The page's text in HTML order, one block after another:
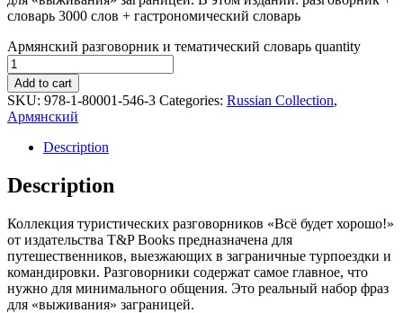
словарь 3000 слов + гастрономический словарь
Армянский разговорник и тематический словарь quantity
Add to cart
SKU: 978-1-80001-546-3 Categories: Russian Collection,
Армянский
Description
Description
Коллекция туристических разговорников «Всё будет хорошо!»
от издательства T&P Books предназначена для
путешественников, выезжающих в заграничные турпоездки и
командировки. Разговорники содержат самое главное, что
нужно для минимального общения. Это реальный набор фраз
для «выживания» заграницей.